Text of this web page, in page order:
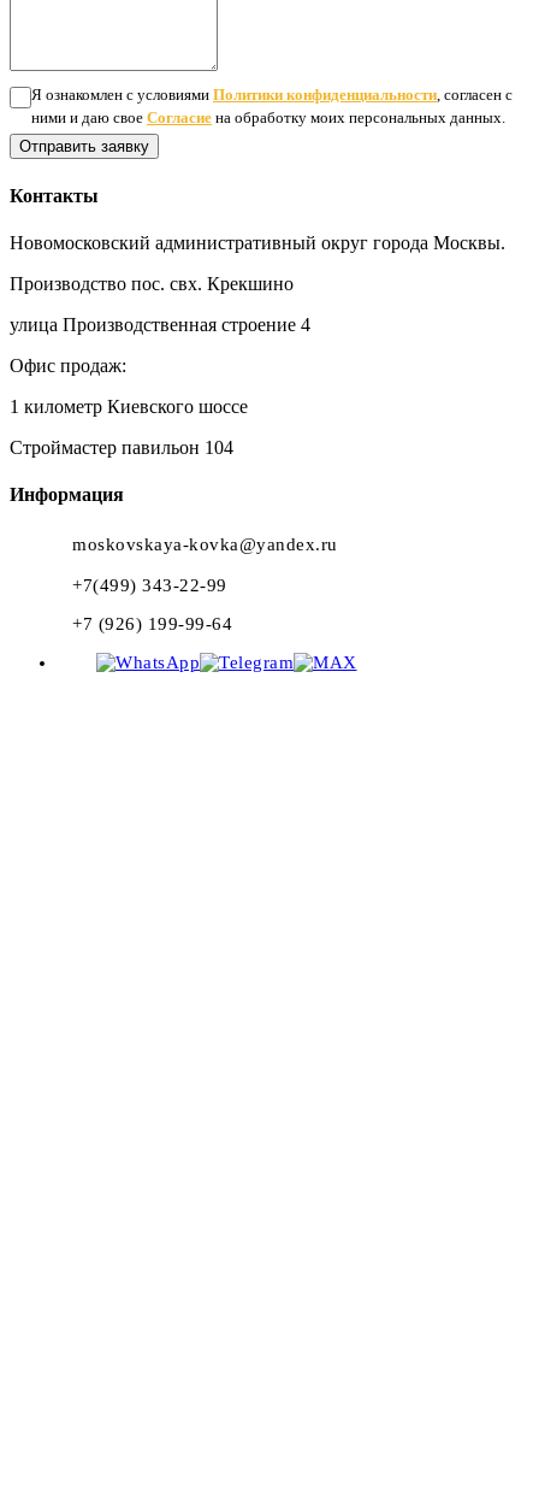
Я ознакомлен с условиями Политики конфиденциальности, согласен с
ними и даю свое Согласие на обработку моих персональных данных.
Отправить заявку
Контакты
Новомосковский административный округ города Москвы.
Производство пос. свх. Крекшино
улица Производственная строение 4
Офис продаж:
1 километр Киевского шоссе
Строймастер павильон 104
Информация
moskovskaya-kovka@yandex.ru
+7(499) 343-22-99
+7 (926) 199-99-64